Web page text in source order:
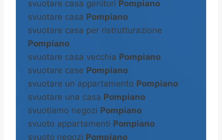
svuotare casa genitori Pompiano
svuotare casa Pompiano
svuotare casa per ristrutturazione
Pompiano
svuotare casa vecchia Pompiano
svuotare case Pompiano
svuotare un appartamento Pompiano
svuotare una casa Pompiano
svuotiamo negozi Pompiano
svuoto appartamenti Pompiano
svuoto negozi Pompiano